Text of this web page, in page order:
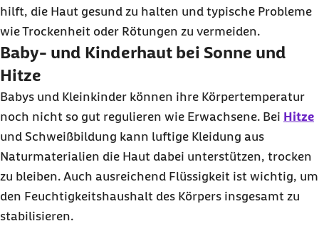
hilft, die Haut gesund zu halten und typische Probleme
wie Trockenheit oder Rötungen zu vermeiden.
Baby- und Kinderhaut bei Sonne und
Hitze
Babys und Kleinkinder können ihre Körpertemperatur
noch nicht so gut regulieren wie Erwachsene. Bei Hitze
und Schweißbildung kann luftige Kleidung aus
Naturmaterialien die Haut dabei unterstützen, trocken
zu bleiben. Auch ausreichend Flüssigkeit ist wichtig, um
den Feuchtigkeitshaushalt des Körpers insgesamt zu
stabilisieren.